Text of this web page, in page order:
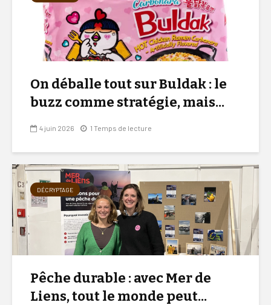
On déballe tout sur Buldak : le
buzz comme stratégie, mais...
4 juin 2026 1 Temps de lecture
DÉCRYPTAGE
Pêche durable : avec Mer de
Liens, tout le monde peut...